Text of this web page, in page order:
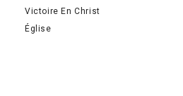
Victoire En Christ
Église